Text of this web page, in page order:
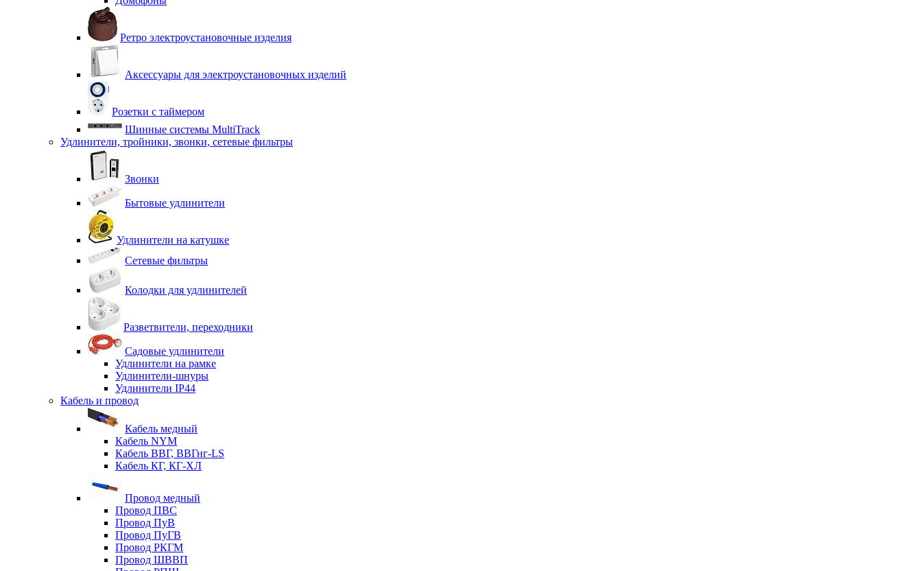
Ретро электроустановочные изделия
Аксессуары для электроустановочных изделий
Розетки с таймером
Шинные системы MultiTrack
Удлинители, тройники, звонки, сетевые фильтры
Звонки
Бытовые удлинители
Удлинители на катушке
Сетевые фильтры
Колодки для удлинителей
Разветвители, переходники
Садовые удлинители
Удлинители на рамке
Удлинители-шнуры
Удлинители IP44
Кабель и провод
Кабель медный
Кабель NYM
Кабель ВВГ, ВВГнг-LS
Кабель КГ, КГ-ХЛ
Провод медный
Провод ПВС
Провод ПуВ
Провод ПуГВ
Провод РКГМ
Провод ШВВП